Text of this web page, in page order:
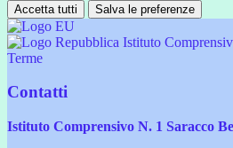
Accetta tutti Salva le preferenze
Istituto
Terme
Contatti
Istituto Comprensivo N. 1 Saracco